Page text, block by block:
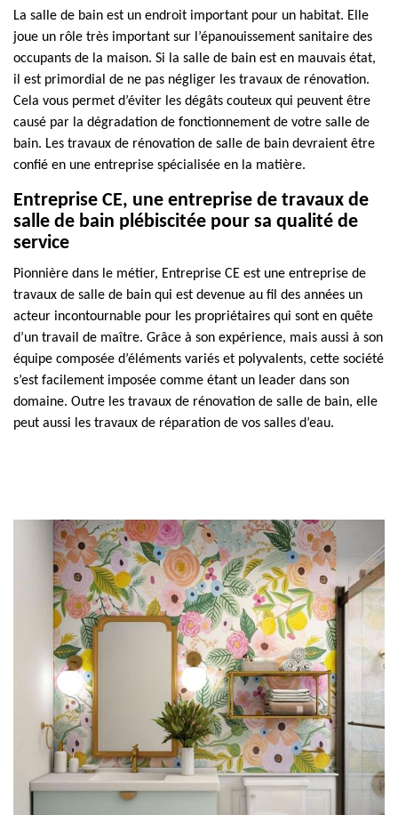
La salle de bain est un endroit important pour un habitat. Elle
joue un rôle très important sur l’épanouissement sanitaire des
occupants de la maison. Si la salle de bain est en mauvais état,
il est primordial de ne pas négliger les travaux de rénovation.
Cela vous permet d’éviter les dégâts couteux qui peuvent être
causé par la dégradation de fonctionnement de votre salle de
bain. Les travaux de rénovation de salle de bain devraient être
confié en une entreprise spécialisée en la matière.
Entreprise CE, une entreprise de travaux de
salle de bain plébiscitée pour sa qualité de
service
Pionnière dans le métier, Entreprise CE est une entreprise de
travaux de salle de bain qui est devenue au fil des années un
acteur incontournable pour les propriétaires qui sont en quête
d’un travail de maître. Grâce à son expérience, mais aussi à son
équipe composée d’éléments variés et polyvalents, cette société
s’est facilement imposée comme étant un leader dans son
domaine. Outre les travaux de rénovation de salle de bain, elle
peut aussi les travaux de réparation de vos salles d’eau.